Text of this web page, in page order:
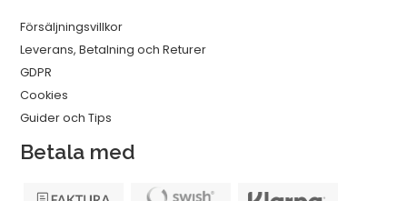
Försäljningsvillkor
Leverans, Betalning och Returer
GDPR
Cookies
Guider och Tips
Betala med